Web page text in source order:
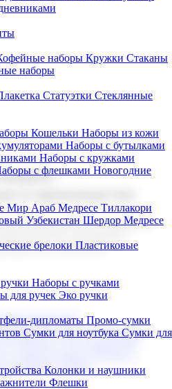
наборы Кружки Стаканы
наборы
Статуэтки Стеклянные
Кошельки Наборы из кожи
Наборы с бутылками
Наборы с кружками
с флешками Новогодние
Мир Араб Медресе Тиллакори
Узбекистан Шердор Медресе
брелоки Пластиковые
Наборы с ручками
для ручек Эко ручки
дипломаты Промо-сумки
Сумки для ноутбука Сумки для
Колонки и наушники
Флешки
и производство
корпоративных подарков и
каталоге вы найдете
и клиентов.
Кошельки
Наборы с аккумуляторами
Наборы с ежедневниками
Чайные наборы